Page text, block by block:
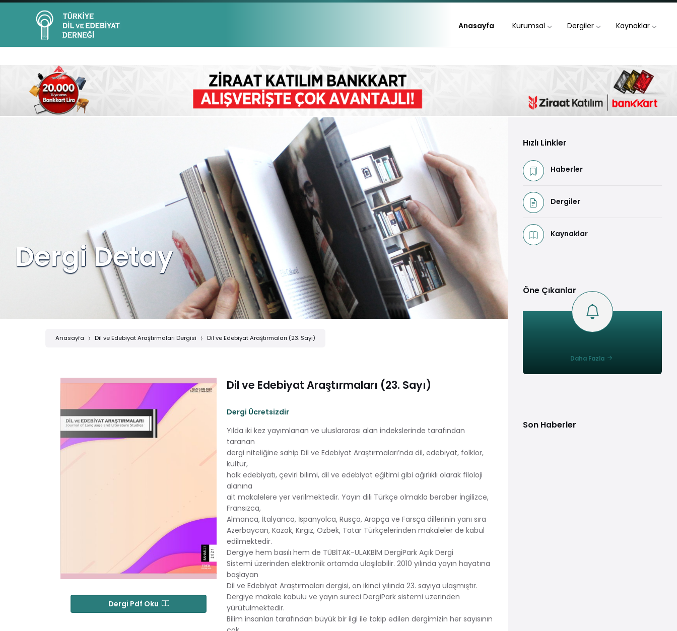
Anasayfa Kurumsal Dergiler Kaynaklar
Dergi Detay
Anasayfa Dil ve Edebiyat Araştırmaları Dergisi Dil ve Edebiyat Araştırmaları (23. Sayı)
Dergi Pdf Oku
Dil ve Edebiyat Araştırmaları (23. Sayı)
Dergi Ücretsizdir
Yılda iki kez yayımlanan ve uluslararası alan indekslerinde tarafından
taranan
dergi niteliğine sahip Dil ve Edebiyat Araştırmaları’nda dil, edebiyat, folklor,
kültür,
halk edebiyatı, çeviri bilimi, dil ve edebiyat eğitimi gibi ağırlıklı olarak filoloji
alanına
ait makalelere yer verilmektedir. Yayın dili Türkçe olmakla beraber İngilizce,
Fransızca,
Almanca, İtalyanca, İspanyolca, Rusça, Arapça ve Farsça dillerinin yanı sıra
Azerbaycan, Kazak, Kırgız, Özbek, Tatar Türkçelerinden makaleler de kabul
edilmektedir.
Dergiye hem basılı hem de TÜBİTAK-ULAKBİM DergiPark Açık Dergi
Sistemi üzerinden elektronik ortamda ulaşılabilir. 2010 yılında yayın hayatına
başlayan
Dil ve Edebiyat Araştırmaları dergisi, on ikinci yılında 23. sayıya ulaşmıştır.
Dergiye makale kabulü ve yayın süreci DergiPark sistemi üzerinden
yürütülmektedir.
Bilim insanları tarafından büyük bir ilgi ile takip edilen dergimizin her sayısının
Hızlı Linkler
Haberler
Dergiler
Kaynaklar
Öne Çıkanlar
Daha Fazla
Son Haberler